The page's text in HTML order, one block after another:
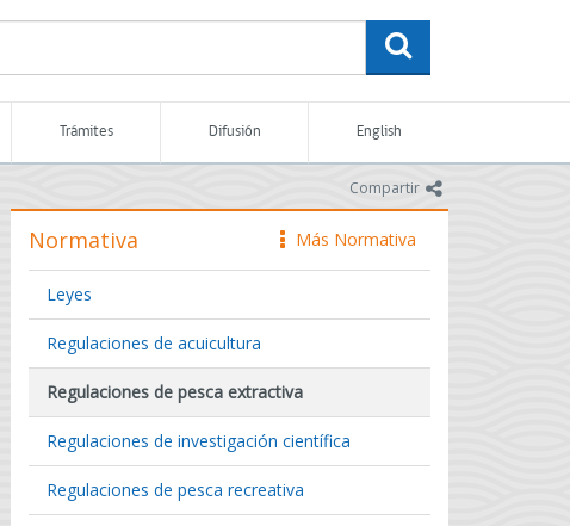
Trámites Difusión English
Compartir icono
icono
Más Normativa
Normativa
Leyes
Regulaciones de acuicultura
Regulaciones de pesca extractiva
Regulaciones de investigación científica
Regulaciones de pesca recreativa